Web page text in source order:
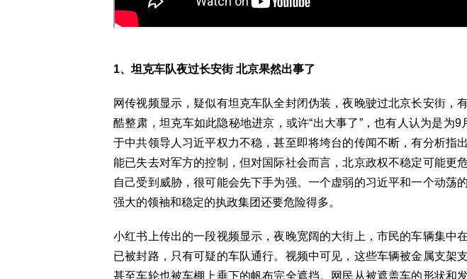
1、坦克车队夜过长安街 北京果然出事了
网传视频显示，疑似有坦克车队全封闭伪装，夜晚驶过北京长安街，
酷整肃，坦克车如此隐秘地进京，或许“出大事了”，也有人认为是为
于中共领导人习近平权力不稳，甚至即将垮台的传闻不断，有分析指
能已失去对军方的控制，但对国际社会而言，北京政权不稳定可能更
自己受到威胁，很可能会先下手为强。一个虚弱的习近平和一个动荡
强大的领袖和稳定的执政集团还要危险得多。
小红书上传出的一段视频显示，夜晚宽阔的大街上，市民的车辆集中
已被封路，只有可疑的车队通行。视频中可见，这些车辆被金属支架
甚至车轮也被车棚上垂下的帆布完全遮挡。网民从被遮盖车的形状和